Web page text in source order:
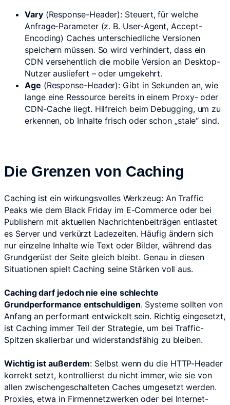
Vary(Response-Header): Steuert, für welche
Anfrage-Parameter (z. B. User-Agent, Accept-
Encoding) Caches unterschiedliche Versionen
speichern müssen. So wird verhindert, dass ein
CDN versehentlich die mobile Version an Desktop-
Nutzer ausliefert – oder umgekehrt.
Age (Response-Header): Gibt in Sekunden an, wie
lange eine Ressource bereits in einem Proxy- oder
CDN-Cache liegt. Hilfreich beim Debugging, um zu
erkennen, ob Inhalte frisch oder schon „stale“ sind.
Die Grenzen von Caching
Caching ist ein wirkungsvolles Werkzeug: An Traffic
Peaks wie dem Black Friday im E-Commerce oder bei
Publishern mit aktuellen Nachrichtenbeiträgen entlastet
es Server und verkürzt Ladezeiten. Häufig ändern sich
nur einzelne Inhalte wie Text oder Bilder, während das
Grundgerüst der Seite gleich bleibt. Genau in diesen
Situationen spielt Caching seine Stärken voll aus.
Caching darf jedoch nie eine schlechte
Grundperformance entschuldigen. Systeme sollten von
Anfang an performant entwickelt sein. Richtig eingesetzt,
ist Caching immer Teil der Strategie, um bei Traffic-
Spitzen skalierbar und widerstandsfähig zu bleiben.
Wichtig ist außerdem: Selbst wenn du die HTTP-Header
korrekt setzt, kontrollierst du nicht immer, wie sie von
allen zwischengeschalteten Caches umgesetzt werden.
Proxies, etwa in Firmennetzwerken oder bei Internet-